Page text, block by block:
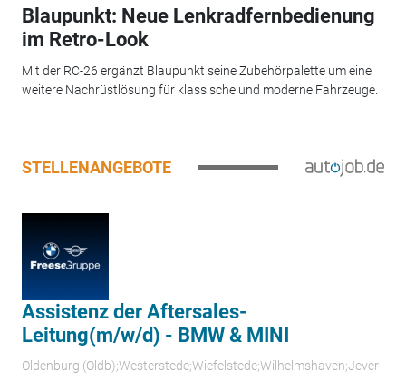
Blaupunkt: Neue Lenkradfernbedienung
im Retro-Look
Mit der RC-26 ergänzt Blaupunkt seine Zubehörpalette um eine
weitere Nachrüstlösung für klassische und moderne Fahrzeuge.
STELLENANGEBOTE
Assistenz der Aftersales-
Leitung(m/w/d) - BMW & MINI
Oldenburg (Oldb);Westerstede;Wiefelstede;Wilhelmshaven;Jever